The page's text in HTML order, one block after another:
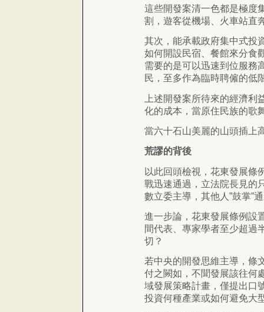
這些開發案清一色都是極度
割，遊客從機場、火車站直
其次，能承載政府集中式投
如何開設民宿、餐館來分食
需要的是可以迅速到位服務
民，至多作為臨時聘僱的低
上述開發案所待來的經濟
化的成本，當原住民族的歌
當六十石山美麗的山頭插上
荒謬的背後
以此回頭檢視，花東發展條
戰迅速通過，立法院長見的
數立委主導，其他人”鼓掌”
進一步論，花東發展條例設
間代表、專家學者至少超過
切？
若中央的開發思維主導，條
付之闕如，不聞發展該往何
域發展策略計畫，僅提出口
投資何種產業或如何避免大